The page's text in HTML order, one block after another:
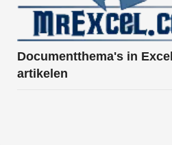
Documentthema's in
artikelen